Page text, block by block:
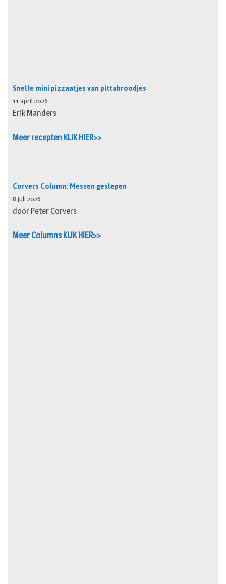
Snelle mini pizzaatjes van pittabroodjes
11 april 2026
Erik Manders
Meer recepten KLIK HIER>>
Corvers Column: Messen geslepen
8 juli 2026
door Peter Corvers
Meer Columns KLIK HIER>>